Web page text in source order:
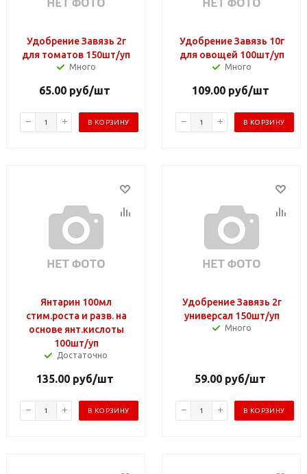
Удобрение Завязь 2г
для томатов 150шт/уп
Много
65.00 руб/шт
В КОРЗИНУ
Удобрение Завязь 10г
для овощей 100шт/уп
Много
109.00руб/шт
В КОРЗИНУ
Янтарин 100мл
стим.роста и разв. на
основе янт.кислоты
100шт/уп
Достаточно
135.00руб/шт
В КОРЗИНУ
Удобрение Завязь 2г
универсал 150шт/уп
Много
59.00 руб/шт
В КОРЗИНУ